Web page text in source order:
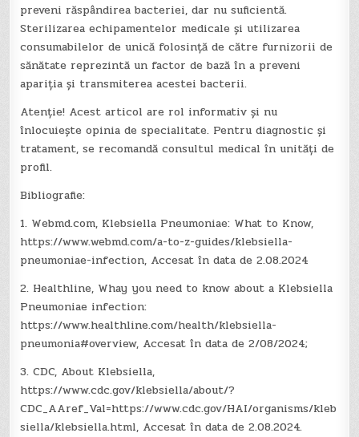
preveni răspândirea bacteriei, dar nu suficientă.
Sterilizarea echipamentelor medicale și utilizarea
consumabilelor de unică folosință de către furnizorii de
sănătate reprezintă un factor de bază în a preveni
apariția și transmiterea acestei bacterii.
Atenție! Acest articol are rol informativ și nu
înlocuiește opinia de specialitate. Pentru diagnostic și
tratament, se recomandă consultul medical în unități de
profil.
Bibliografie:
1. Webmd.com, Klebsiella Pneumoniae: What to Know,
https://www.webmd.com/a-to-z-guides/klebsiella-
pneumoniae-infection, Accesat în data de 2.08.2024
2. Healthline, Whay you need to know about a Klebsiella
Pneumoniae infection:
https://www.healthline.com/health/klebsiella-
pneumonia#overview, Accesat în data de 2/08/2024;
3. CDC, About Klebsiella,
https://www.cdc.gov/klebsiella/about/?
CDC_AAref_Val=https://www.cdc.gov/HAI/organisms/kleb
siella/klebsiella.html, Accesat în data de 2.08.2024.